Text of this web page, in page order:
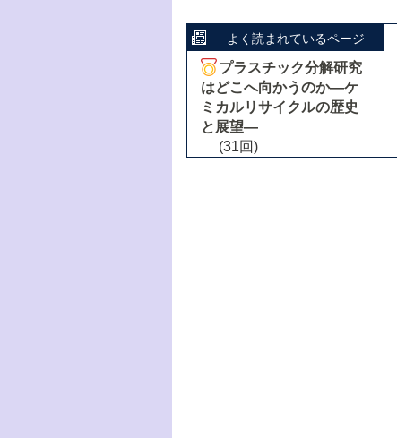
よく読まれているページ
プラスチック分解研究
はどこへ向かうのか―ケ
ミカルリサイクルの歴史
と展望―
(31回)